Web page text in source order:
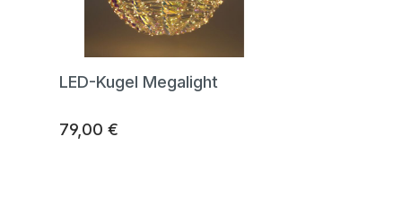
LED-Kugel Megalight
79,00 €